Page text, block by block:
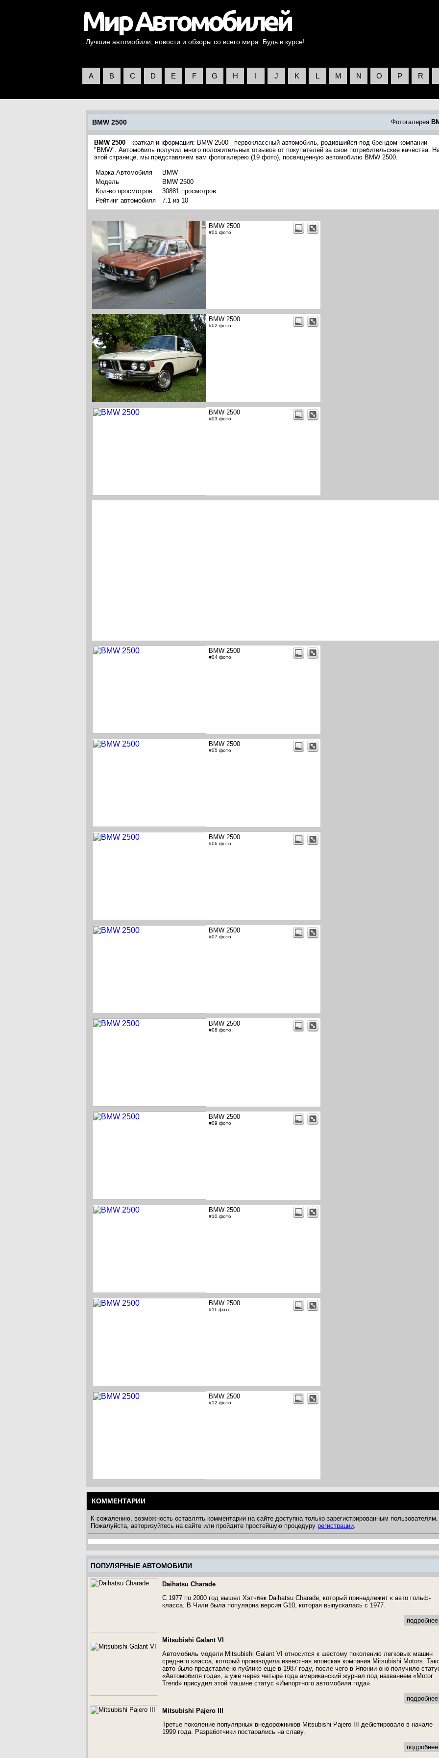
Лучшие автомобили, новости и обзоры со всего мира. Будь в курсе!
A B C D E F G H I J K L M N O P R
BMW 2500 Фотогалерея
BMW 2500 - краткая информация: BMW 2500 - первоклассный автомобиль, родившийся под брендом компании
"BMW". Автомобиль получил много положительных отзывов от покупателей за свои потребительские качества.
этой странице, мы представляем вам фотогалерею (19 фото), посвященную автомобилю BMW 2500.
Марка Автомобиля
BMW
Модель
BMW 2500
Кол-во просмотров
30881 просмотров
Рейтинг автомобиля
7.1 из 10
BMW 2500
#01 фото
BMW 2500
#02 фото
BMW 2500
#03 фото
BMW 2500
#04 фото
BMW 2500
#05 фото
BMW 2500
#06 фото
BMW 2500
#07 фото
BMW 2500
#08 фото
BMW 2500
#09 фото
BMW 2500
#10 фото
BMW 2500
#11 фото
BMW 2500
#12 фото
КОММЕНТАРИИ
К сожалению, возможность оставлять комментарии на сайте доступна только зарегистрированным пользователям.
Пожалуйста, авторизуйтесь на сайте или пройдите простейшую процедуру регистрации.
ПОПУЛЯРНЫЕ АВТОМОБИЛИ
Daihatsu Charade
С 1977 по 2000 год вышел Хэтчбек Daihatsu Charade, который принадлежит к авто гольф-
класса. В Чили была популярна версия G10, которая выпускалась с 1977.
Mitsubishi Galant VI
Автомобиль модели Mitsubishi Galant VI относится к шестому поколению легковых машин
среднего класса, который производила известная японская компания Mitsubishi Motors.
авто было представлено публике еще в 1987 году, после чего в Японии оно получило
«Автомобиля года», а уже через четыре года американский журнал под названием «Motor
Trend» присудил этой машине статус «Импортного автомобиля года».
Mitsubishi Pajero III
Третье поколение популярных внедорожников Mitsubishi Pajero III дебютировало в начале
1999 года. Разработчики постарались на славу.